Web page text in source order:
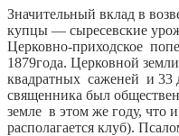
Значительный вклад в
купцы — сыресевские
Церковно-приходское
1879года. Церковной
квадратных саженей и 33
священника был
земле в этом же году, что и
располагается клуб).